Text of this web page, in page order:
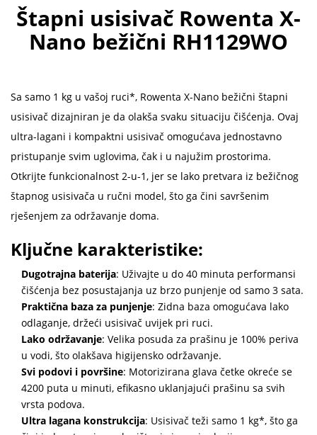
Štapni usisivač Rowenta X-
Nano bežični RH1129WO
Sa samo 1 kg u vašoj ruci*, Rowenta X-Nano bežični štapni
usisivač dizajniran je da olakša svaku situaciju čišćenja. Ovaj
ultra-lagani i kompaktni usisivač omogućava jednostavno
pristupanje svim uglovima, čak i u najužim prostorima.
Otkrijte funkcionalnost 2-u-1, jer se lako pretvara iz bežičnog
štapnog usisivača u ručni model, što ga čini savršenim
rješenjem za održavanje doma.
Ključne karakteristike:
Dugotrajna baterija: Uživajte u do 40 minuta performansi
čišćenja bez posustajanja uz brzo punjenje od samo 3 sata.
Praktična baza za punjenje: Zidna baza omogućava lako
odlaganje, držeći usisivač uvijek pri ruci.
Lako održavanje: Velika posuda za prašinu je 100% periva
u vodi, što olakšava higijensko održavanje.
Svi podovi i površine: Motorizirana glava četke okreće se
4200 puta u minuti, efikasno uklanjajući prašinu sa svih
vrsta podova.
Ultra lagana konstrukcija: Usisivač teži samo 1 kg*, što ga